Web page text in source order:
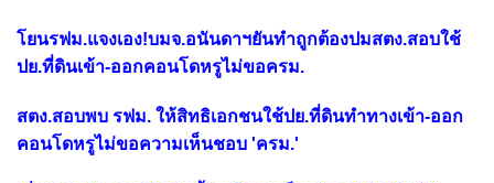
โยนรฟม.แจงเอง!บมจ.อนันดาฯยันทำถูกต้องปมสตง.สอบใช้
ปย.ที่ดินเข้า-ออกคอนโดหรูไม่ขอครม.
สตง.สอบพบ รฟม. ให้สิทธิเอกชนใช้ปย.ที่ดินทำทางเข้า-ออก
คอนโดหรูไม่ขอความเห็นชอบ 'ครม.'